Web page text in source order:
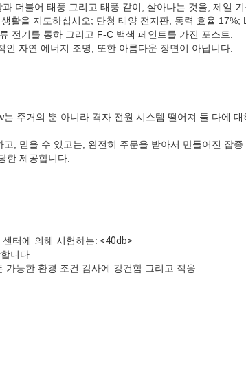
더불어 태풍 그리고 태풍 같이, 살아나는 것을, 제일
활을 지도하십시오; 단청 태양 전지판, 동력 효율 17%;
전기를 통하 그리고 F-C 백색 페인트를 가진 포스트.
자연 에너지 조명, 또한 아름다운 장면이 아닙니다.
주거의 뿐 아니라 격자 전원 시스템 떨어져 둘 다에
, 믿을 수 있고는, 완전히 주문을 받아서 만들어진 잡
한 제공합니다.
터에 의해 시험하는: <40db>
니다
가능한 환경 조건 감사에 강건함 그리고 적응